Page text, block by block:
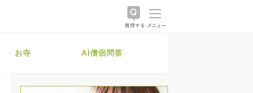
お寺 AI僧侶問答